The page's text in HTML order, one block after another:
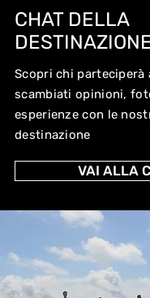
CHAT DELLA
Scopri chi parteciperà
scambiati opinioni,
esperienze con le
destinazione
VAI ALLA